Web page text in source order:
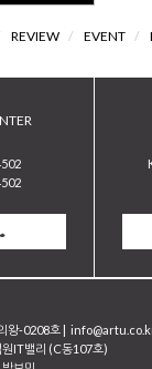
REVIEW / EVENT /
왕-0208호 |
원IT밸리 (C동107호)